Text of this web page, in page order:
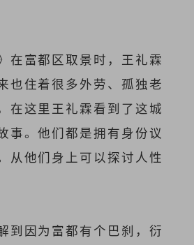
在富都区取景时，王礼霖
也住着很多外劳、孤独老
在这里王礼霖看到了这城
事。他们都是拥有身份议
从他们身上可以探讨人性
到因为富都有个巴刹，衍